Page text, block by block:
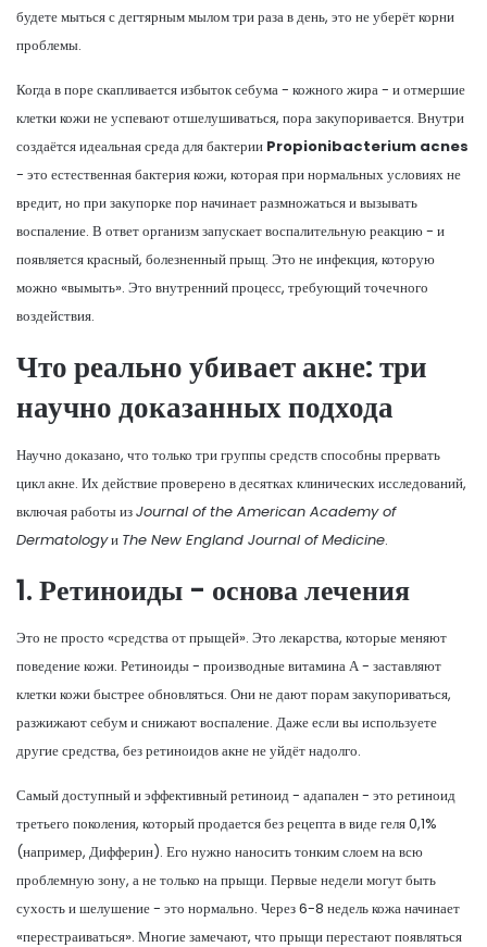
будете мыться с дегтярным мылом три раза в день, это не уберёт корни
проблемы.
Когда в поре скапливается избыток себума - кожного жира - и отмершие
клетки кожи не успевают отшелушиваться, пора закупоривается. Внутри
создаётся идеальная среда для бактерии Propionibacterium acnes
- это естественная бактерия кожи, которая при нормальных условиях не
вредит, но при закупорке пор начинает размножаться и вызывать
воспаление. В ответ организм запускает воспалительную реакцию - и
появляется красный, болезненный прыщ. Это не инфекция, которую
можно «вымыть». Это внутренний процесс, требующий точечного
воздействия.
Что реально убивает акне: три
научно доказанных подхода
Научно доказано, что только три группы средств способны прервать
цикл акне. Их действие проверено в десятках клинических исследований,
включая работы изJournal of the American Academy of
Dermatologyи The New England Journal of Medicine.
1. Ретиноиды - основа лечения
Это не просто «средства от прыщей». Это лекарства, которые меняют
поведение кожи. Ретиноиды - производные витамина А - заставляют
клетки кожи быстрее обновляться. Они не дают порам закупориваться,
разжижают себум и снижают воспаление. Даже если вы используете
другие средства, без ретиноидов акне не уйдёт надолго.
Самый доступный и эффективный ретиноид - адапален- это ретиноид
третьего поколения, который продается без рецепта в виде геля 0,1%
(например, Дифферин). Его нужно наносить тонким слоем на всю
проблемную зону, а не только на прыщи. Первые недели могут быть
сухость и шелушение - это нормально. Через 6-8 недель кожа начинает
«перестраиваться». Многие замечают, что прыщи перестают появляться